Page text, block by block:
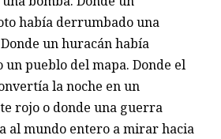
había derrumbado una
un huracán había
un pueblo del mapa. Donde el
la noche en un
rojo o donde una guerra
al mundo entero a mirar hacia